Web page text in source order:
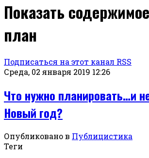
Показать
план
Подписаться на этот канал RSS
Среда, 02 января 2019 12:26
Что нужно планировать…и
Новый год?
Опубликовано в Публицистика
Теги